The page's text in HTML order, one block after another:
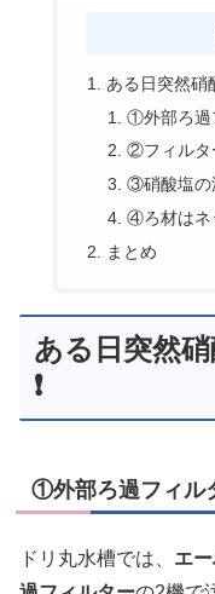
ある日突然硝
①外部ろ過
②フィルタ
③硝酸塩の
④ろ材はネ
まとめ
ある日突然
❗
①外部ろ過フィル
ドリ丸水槽では、 エ